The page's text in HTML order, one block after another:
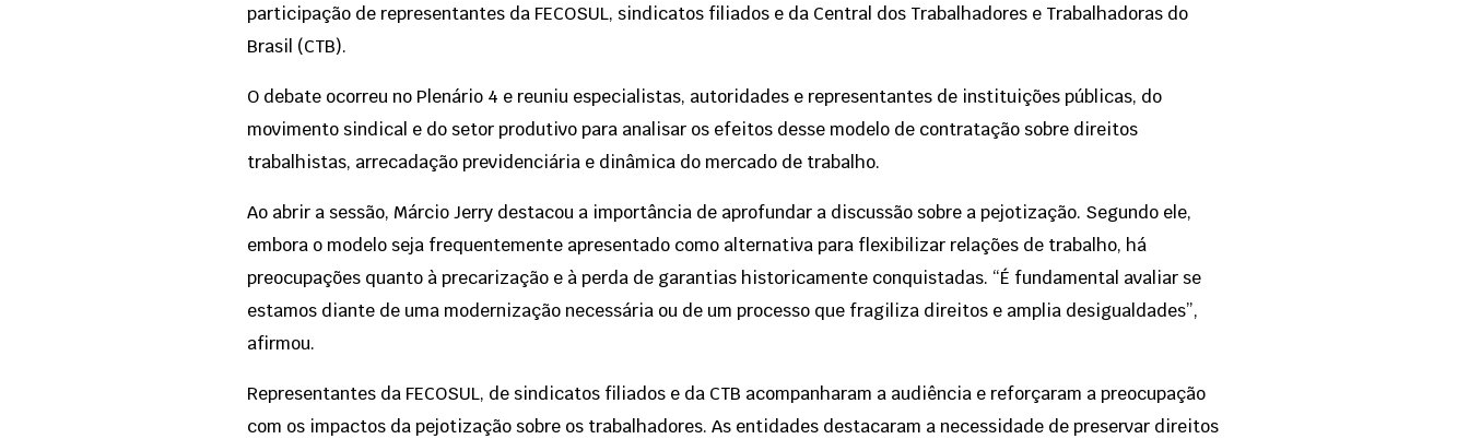
participação de representantes da FECOSUL, sindicatos filiados e da Central dos Trabalhadores e Trabalhadoras do
Brasil (CTB).
O debate ocorreu no Plenário 4 e reuniu especialistas, autoridades e representantes de instituições públicas, do
movimento sindical e do setor produtivo para analisar os efeitos desse modelo de contratação sobre direitos
trabalhistas, arrecadação previdenciária e dinâmica do mercado de trabalho.
Ao abrir a sessão, Márcio Jerry destacou a importância de aprofundar a discussão sobre a pejotização. Segundo ele,
embora o modelo seja frequentemente apresentado como alternativa para flexibilizar relações de trabalho, há
preocupações quanto à precarização e à perda de garantias historicamente conquistadas. “É fundamental avaliar se
estamos diante de uma modernização necessária ou de um processo que fragiliza direitos e amplia desigualdades”,
afirmou.
Representantes da FECOSUL, de sindicatos filiados e da CTB acompanharam a audiência e reforçaram a preocupação
com os impactos da pejotização sobre os trabalhadores. As entidades destacaram a necessidade de preservar direitos